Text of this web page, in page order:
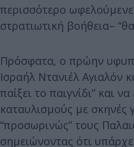
περισσότερο
στρατιωτική βοήθεια–
Πρόσφατα, ο πρώην
Ισραήλ Ντανιέλ Αγιαλόν
παίξει το παιγνίδι” και
καταυλισμούς με σκηνές
“προσωρινώς” τους
σημειώνοντας ότι